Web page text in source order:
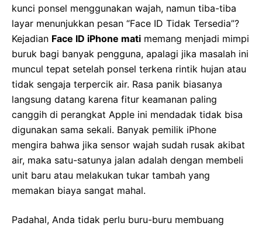
kunci ponsel menggunakan wajah, namun tiba-tiba
layar menunjukkan pesan “Face ID Tidak Tersedia”?
Kejadian Face ID iPhone mati memang menjadi mimpi
buruk bagi banyak pengguna, apalagi jika masalah ini
muncul tepat setelah ponsel terkena rintik hujan atau
tidak sengaja terpercik air. Rasa panik biasanya
langsung datang karena fitur keamanan paling
canggih di perangkat Apple ini mendadak tidak bisa
digunakan sama sekali. Banyak pemilik iPhone
mengira bahwa jika sensor wajah sudah rusak akibat
air, maka satu-satunya jalan adalah dengan membeli
unit baru atau melakukan tukar tambah yang
memakan biaya sangat mahal.
Padahal, Anda tidak perlu buru-buru membuang